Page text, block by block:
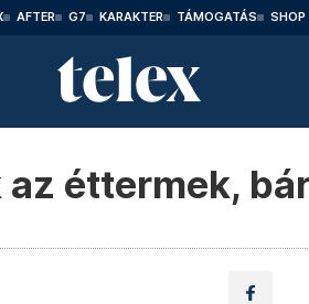
AFTER G7 KARAKTER TÁMOGATÁS SHOP
éttermek,